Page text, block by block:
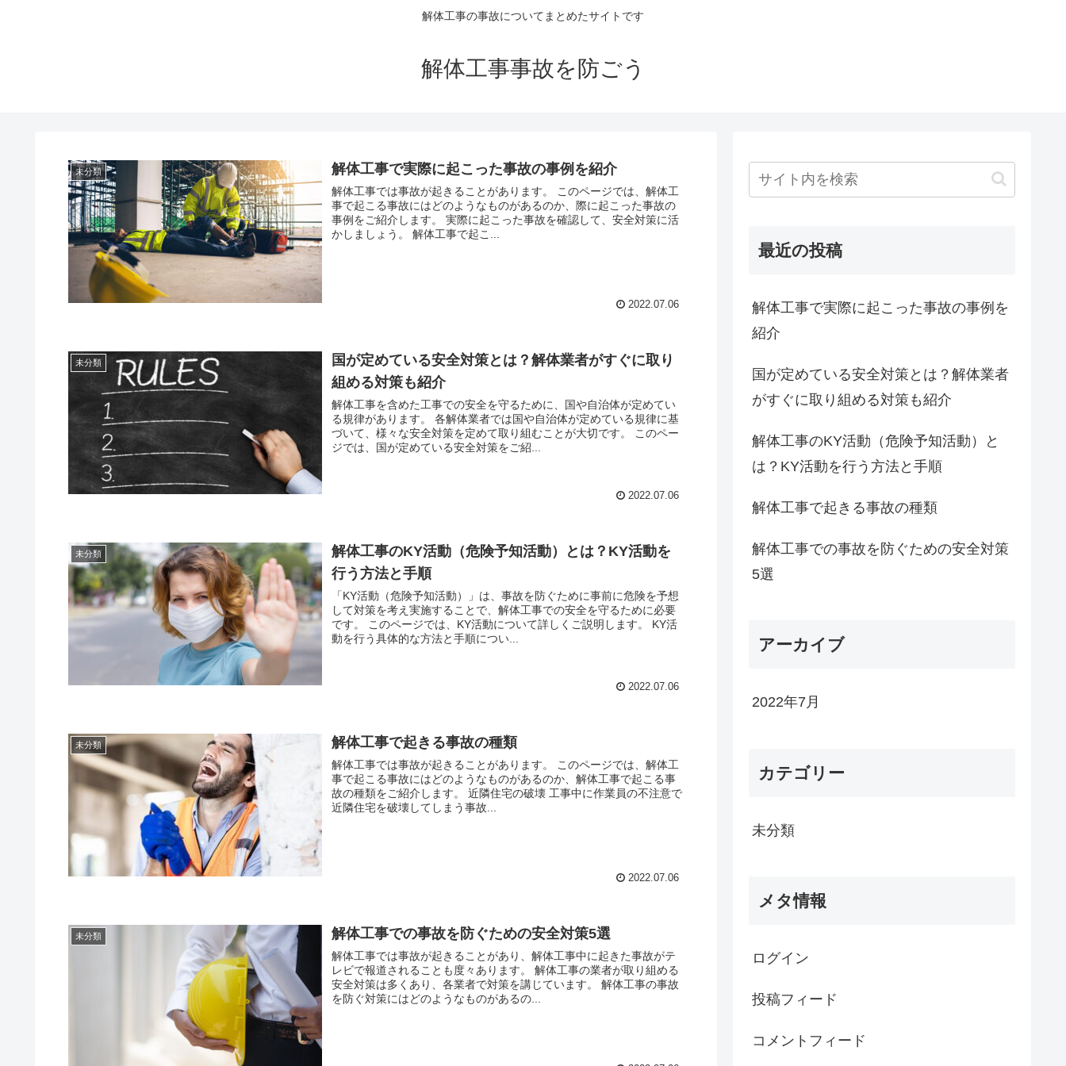
解体工事の事故についてまとめたサイトです
解体工事事故を防ごう
未分類 解体工事で実際に起こった事故の事例を紹介
解体工事では事故が起きることがあります。 このページでは、解体工
事で起こる事故にはどのようなものがあるのか、際に起こった事故の
事例をご紹介します。 実際に起こった事故を確認して、安全対策に活
かしましょう。 解体工事で起こ...
2022.07.06
未分類
国が定めている安全対策とは？解体業者がすぐに取り
組める対策も紹介
解体工事を含めた工事での安全を守るために、国や自治体が定めてい
る規律があります。 各解体業者では国や自治体が定めている規律に基
づいて、様々な安全対策を定めて取り組むことが大切です。 このペー
ジでは、国が定めている安全対策をご紹...
2022.07.06
未分類
解体工事のKY活動（危険予知活動）とは？KY活動を
行う方法と手順
「KY活動（危険予知活動）」は、事故を防ぐために事前に危険を予想
して対策を考え実施することで、解体工事での安全を守るために必要
です。 このページでは、KY活動について詳しくご説明します。 KY活
動を行う具体的な方法と手順につい...
2022.07.06
未分類 解体工事で起きる事故の種類
解体工事では事故が起きることがあります。 このページでは、解体工
事で起こる事故にはどのようなものがあるのか、解体工事で起こる事
故の種類をご紹介します。 近隣住宅の破壊 工事中に作業員の不注意で
近隣住宅を破壊してしまう事故...
2022.07.06
未分類 解体工事での事故を防ぐための安全対策5選
解体工事では事故が起きることがあり、解体工事中に起きた事故がテ
レビで報道されることも度々あります。 解体工事の業者が取り組める
安全対策は多くあり、各業者で対策を講じています。 解体工事の事故
を防ぐ対策にはどのようなものがあるの...
最近の投稿
解体工事で実際に起こった事故の事例を
紹介
国が定めている安全対策とは？解体業者
がすぐに取り組める対策も紹介
解体工事のKY活動（危険予知活動）と
は？KY活動を行う方法と手順
解体工事で起きる事故の種類
解体工事での事故を防ぐための安全対策
5選
アーカイブ
2022年7月
カテゴリー
未分類
メタ情報
ログイン
投稿フィード
コメントフィード